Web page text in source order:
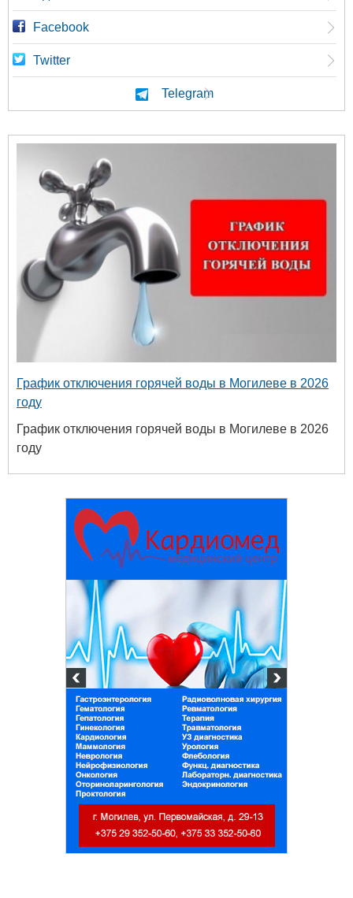
Facebook
Twitter
Telegram
График отключения горячей воды в Могилеве в 2026
году
График отключения горячей воды в Могилеве в 2026
году